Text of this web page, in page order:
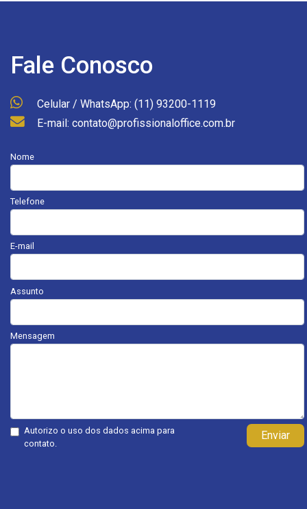
Fale Conosco
Celular / WhatsApp: (11) 93200-1119
E-mail: contato@profissionaloffice.com.br
Nome
Telefone
E-mail
Assunto
Mensagem
Autorizo o uso dos dados acima para
contato.
Enviar